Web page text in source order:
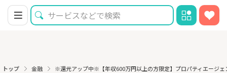
トップ 金融 ※還元アップ中※【年収600万円以上の方限定】プロパティエージェ